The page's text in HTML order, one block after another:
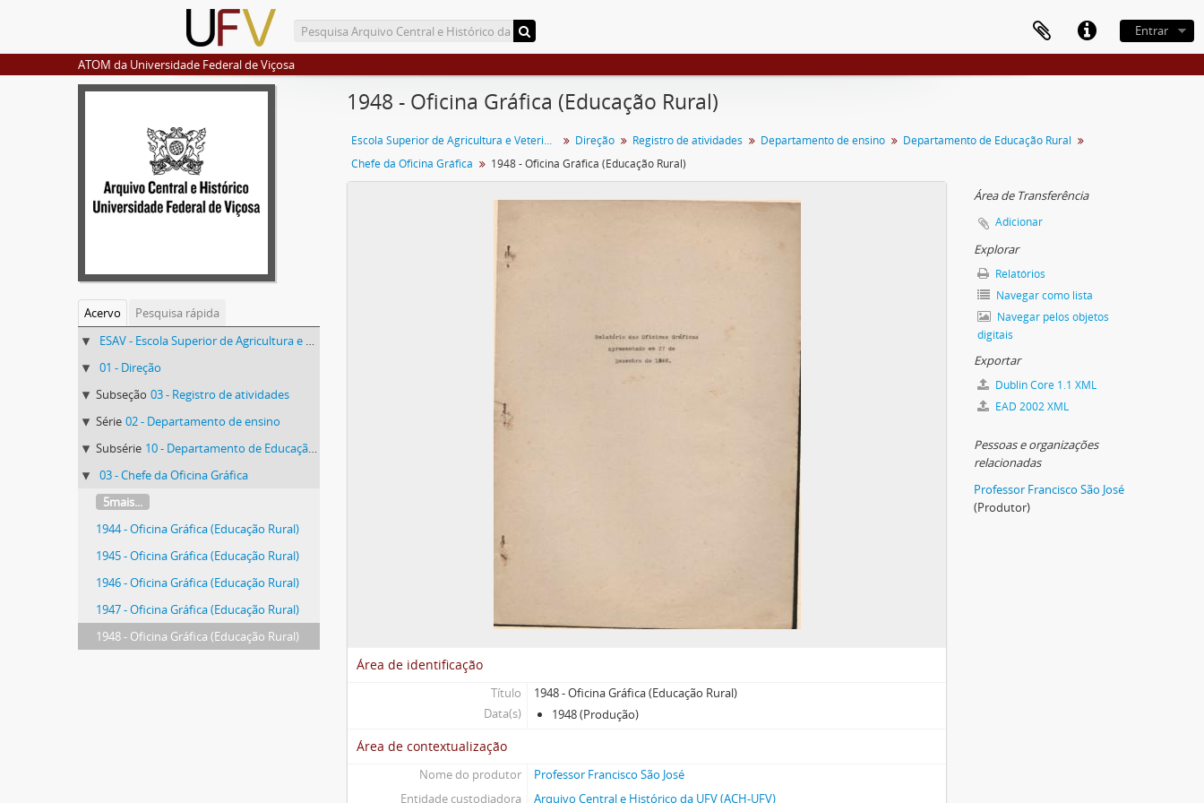
Entrar
ATOM da Universidade Federal de Viçosa
Acervo
Pesquisa rápida
ESAV - Escola Superior de Agricultura e Veterinária (ESAV)
01 - Direção
Subseção 03 - Registro de atividades
Série 02 - Departamento de ensino
Subsérie 10 - Departamento de Educação Rural
03 - Chefe da Oficina Gráfica
5mais...
1944 - Oficina Gráfica (Educação Rural)
1945 - Oficina Gráfica (Educação Rural)
1946 - Oficina Gráfica (Educação Rural)
1947 - Oficina Gráfica (Educação Rural)
1948 - Oficina Gráfica (Educação Rural)
1948 - Oficina Gráfica (Educação Rural)
Escola Superior de Agricultura e Veterinária (ESAV) Direção Registro de atividades Departamento de ensino
Departamento de Educação Rural
Chefe da Oficina Gráfica
1948 - Oficina Gráfica (Educação Rural)
Área de identificação
Título
1948 - Oficina Gráfica (Educação Rural)
Data(s)
1948 (Produção)
Área de contextualização
Nome do produtor
Professor Francisco São José
Entidade custodiadora
Arquivo Central e Histórico da UFV (ACH-UFV)
Área de Transferência
Adicionar
Explorar
Relatórios
Navegar como lista
Navegar pelos objetos
digitais
Exportar
Dublin Core 1.1 XML
EAD 2002 XML
Pessoas e organizações
relacionadas
Professor Francisco São José
(Produtor)